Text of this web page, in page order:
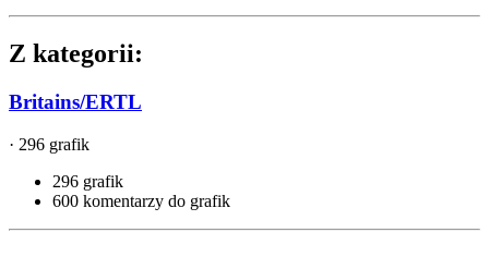
Z kategorii:
Britains/ERTL
· 296 grafik
296 grafik
600 komentarzy do grafik